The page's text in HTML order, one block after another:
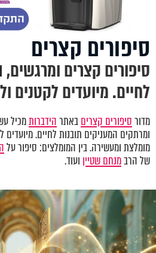
סיפורים קצרים
סיפורים קצרים
לחיים. מיועדים לקטנים
מדורסיפורים קצריםבאתרהידברותמכיל
ומרתקים המעניקים תובנות לחיים. מיועדים
מומלצת ומעשירה. בין המומלצים: סיפור על
של הרבמנחם שטיין ועוד.